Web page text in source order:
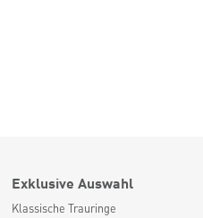
Exklusive Auswahl
Klassische Trauringe